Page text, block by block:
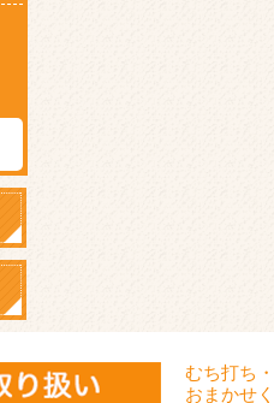
むち打ち
おまかせ